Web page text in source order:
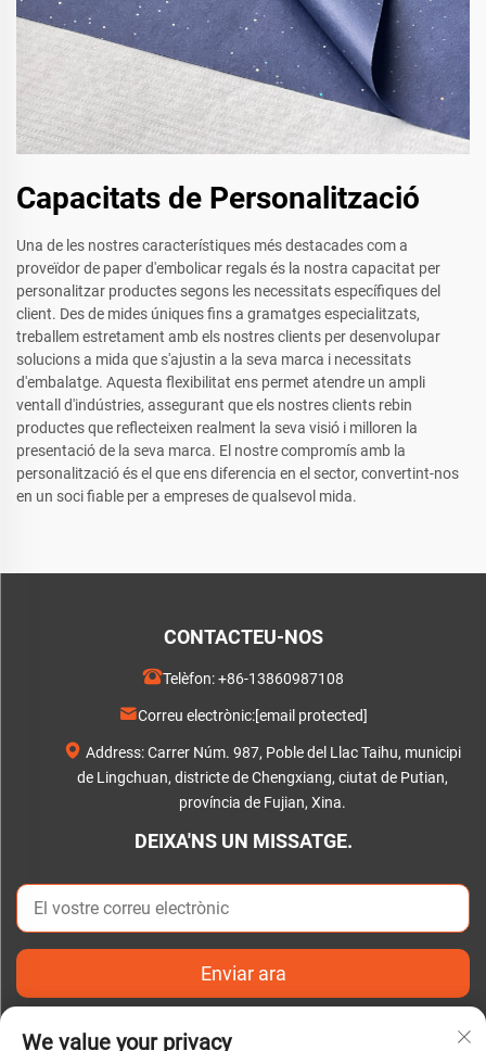
Capacitats de Personalització
Una de les nostres característiques més destacades com a
proveïdor de paper d'embolicar regals és la nostra capacitat per
personalitzar productes segons les necessitats específiques del
client. Des de mides úniques fins a gramatges especialitzats,
treballem estretament amb els nostres clients per desenvolupar
solucions a mida que s'ajustin a la seva marca i necessitats
d'embalatge. Aquesta flexibilitat ens permet atendre un ampli
ventall d'indústries, assegurant que els nostres clients rebin
productes que reflecteixen realment la seva visió i milloren la
presentació de la seva marca. El nostre compromís amb la
personalització és el que ens diferencia en el sector, convertint-nos
en un soci fiable per a empreses de qualsevol mida.
CONTACTEU-NOS
Telèfon:+86-13860987108
Correu electrònic:[email protected]
Address: Carrer Núm. 987, Poble del Llac Taihu, municipi
de Lingchuan, districte de Chengxiang, ciutat de Putian,
província de Fujian, Xina.
DEIXA'NS UN MISSATGE.
Enviar ara
We value your privacy